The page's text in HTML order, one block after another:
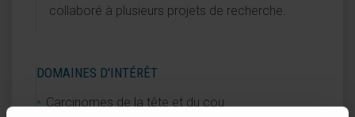
collaboré à plusieurs projets de recherche.
DOMAINES D'INTÉRÊT
Carcinomes de la tête et du cou.